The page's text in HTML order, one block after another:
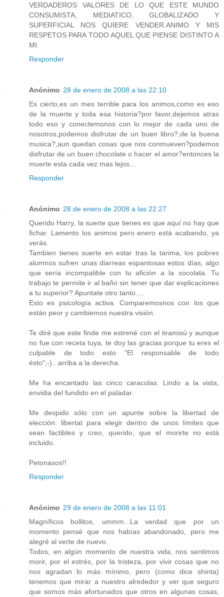
VERDADEROS VALORES DE LO QUE ESTE MUNDO
CONSUMISTA, MEDIATICO, GLOBALIZADO Y
SUPERFICIAL NOS QUIERE VENDER.ANIMO Y MIS
RESPETOS PARA TODO AQUEL QUE PIENSE DISTINTO A
MI.
Responder
Anónimo 28 de enero de 2008 a las 22:10
Es cierto,es un mes terrible para los animos,como es eso
de la muerte y toda esa historia?por favor,dejemos atras
todo eso y conectemonos con lo mejor de cada uno de
nosotros,podemos disfrutar de un buen libro?,de la buena
musica?,aun quedan cosas que nos conmueven?podemos
disfrutar de un buen chocolate o hacer el amor?entonces la
muerte esta cada vez mas lejos...
Responder
Anónimo 28 de enero de 2008 a las 22:27
Querido Harry, la suerte que tienes es que aquí no hay que
fichar. Lamento los animos pero enero está acabando, ya
verás.
Tambien tienes suerte en estar tras la tarima, los pobres
alumnos sufren unas diarreas espantosas estos días, algo
que sería incompatible con tu afición a la xocolata. Tu
trabajo te permite ir al baño sin tener que dar explicaciones
a tu superior? Apuntate otro tanto....
Esto es psicología activa. Comparemosnos con los que
están peor y cambiemos nuestra visión.
Te diré que este finde me estrené con el tiramisú y aunque
no fue con receta tuya, te doy las gracias porque tu eres el
culpable de todo esto "El responsable de todo
ésto";-)...arriba a la derecha.
Me ha encantado las cinco caracolas. Lindo a la vista,
envidia del fundido en el paladar.
Me despido sólo con un apunte sobre la libertad de
elección: libertat para elegir dentro de unos límites que
sean factibles y creo, querido, que el morirte no está
incluido.
Petonasos!!
Responder
Anónimo 29 de enero de 2008 a las 11:01
Magníficos bollitos, ummm...La verdad que por un
momento pensé que nos habías abandonado, pero me
alegré al verte de nuevo.
Todos, en algún momento de nuestra vida, nos sentimos
morir, por el estrés, por la tristeza, por vivir cosas que no
nos agradan lo más mínimo, pero (como dice shinta)
tenemos que mirar a nuestro alrededor y ver que seguro
que somos más afortunados que otros en algunas cosas,